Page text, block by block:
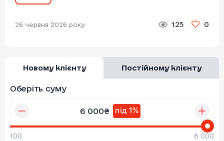
26 червня 2026 року 125 0
Новому клієнту Постійному клієнту
Оберіть суму
6 000₴ під 1%
100 6 000